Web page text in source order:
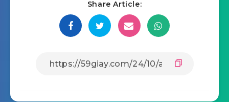
Share Article: